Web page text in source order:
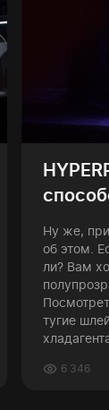
Ну же,
об этом.
ли? Вам
тугие
6 346